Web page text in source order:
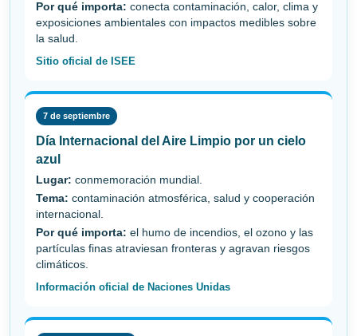
Por qué importa: conecta contaminación, calor, clima y
exposiciones ambientales con impactos medibles sobre
la salud.
Sitio oficial de ISEE
7 de septiembre
Día Internacional del Aire Limpio por un cielo
azul
Lugar: conmemoración mundial.
Tema: contaminación atmosférica, salud y cooperación
internacional.
Por qué importa: el humo de incendios, el ozono y las
partículas finas atraviesan fronteras y agravan riesgos
climáticos.
Información oficial de Naciones Unidas